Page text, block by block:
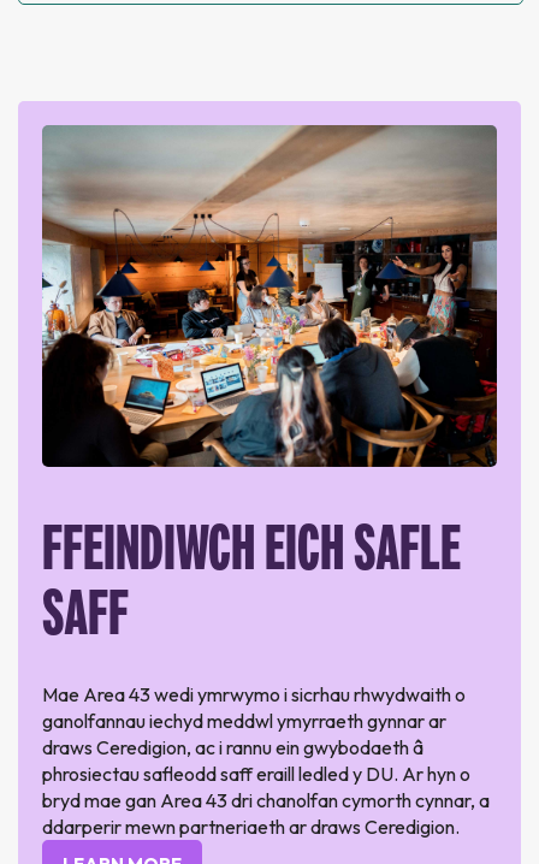
FFEINDIWCH EICH SAFLE
SAFF
Mae Area 43 wedi ymrwymo i sicrhau rhwydwaith o
ganolfannau iechyd meddwl ymyrraeth gynnar ar
draws Ceredigion, ac i rannu ein gwybodaeth â
phrosiectau safleodd saff eraill ledled y DU. Ar hyn o
bryd mae gan Area 43 dri chanolfan cymorth cynnar, a
ddarperir mewn partneriaeth ar draws Ceredigion.